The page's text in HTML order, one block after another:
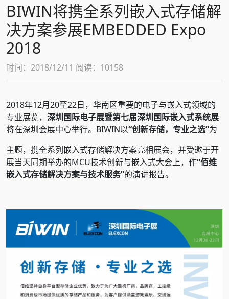
BIWIN将携全系列嵌入式存储解
决方案参展EMBEDDED Expo
2018
时间：2018/12/11 阅读：10158
2018年12月20至22日，华南区重要的电子与嵌入式领域的
专业展览， 深圳国际电子展暨第七届深圳国际嵌入式系统展
将在深圳会展中心举行。BIWIN以“创新存储，专业之选”为
主题，携全系列嵌入式存储解决方案亮相展会，并受邀于开
展当天同期举办的MCU技术创新与嵌入式大会上，作“佰维
嵌入式存储解决方案与技术服务”的演讲报告。